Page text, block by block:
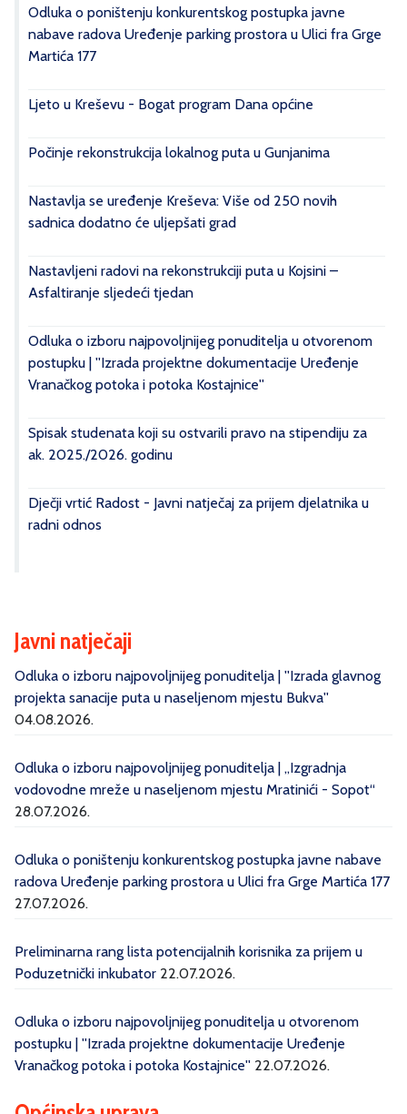
Odluka o poništenju konkurentskog postupka javne
nabave radova Uređenje parking prostora u Ulici fra Grge
Martića 177
Ljeto u Kreševu - Bogat program Dana općine
Počinje rekonstrukcija lokalnog puta u Gunjanima
Nastavlja se uređenje Kreševa: Više od 250 novih
sadnica dodatno će uljepšati grad
Nastavljeni radovi na rekonstrukciji puta u Kojsini –
Asfaltiranje sljedeći tjedan
Odluka o izboru najpovoljnijeg ponuditelja u otvorenom
postupku | ''Izrada projektne dokumentacije Uređenje
Vranačkog potoka i potoka Kostajnice''
Spisak studenata koji su ostvarili pravo na stipendiju za
ak. 2025./2026. godinu
Dječji vrtić Radost - Javni natječaj za prijem djelatnika u
radni odnos
Javni natječaji
Odluka o izboru najpovoljnijeg ponuditelja | ''Izrada glavnog
projekta sanacije puta u naseljenom mjestu Bukva''
04.08.2026.
Odluka o izboru najpovoljnijeg ponuditelja | „Izgradnja
vodovodne mreže u naseljenom mjestu Mratinići - Sopot“
28.07.2026.
Odluka o poništenju konkurentskog postupka javne nabave
radova Uređenje parking prostora u Ulici fra Grge Martića 177
27.07.2026.
Preliminarna rang lista potencijalnih korisnika za prijem u
Poduzetnički inkubator 22.07.2026.
Odluka o izboru najpovoljnijeg ponuditelja u otvorenom
postupku | ''Izrada projektne dokumentacije Uređenje
Vranačkog potoka i potoka Kostajnice'' 22.07.2026.